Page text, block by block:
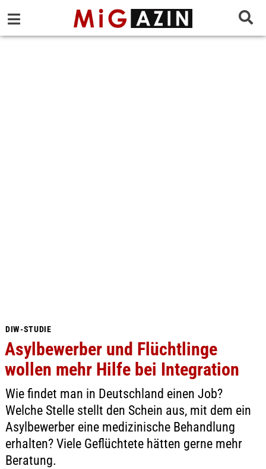
DIW-STUDIE
Asylbewerber und Flüchtlinge
wollen mehr Hilfe bei Integration
Wie findet man in Deutschland einen Job?
Welche Stelle stellt den Schein aus, mit dem ein
Asylbewerber eine medizinische Behandlung
erhalten? Viele Geflüchtete hätten gerne mehr
Beratung.